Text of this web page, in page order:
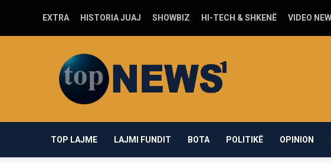
EXTRA HISTORIA JUAJ SHOWBIZ HI-TECH & SHKENË VIDEO
news1.com
TOP LAJME LAJMI FUNDIT BOTA POLITIKË OPINION